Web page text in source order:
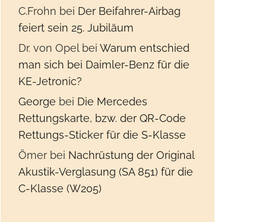
C.Frohn bei Der Beifahrer-Airbag
feiert sein 25. Jubiläum
Dr. von Opelbei Warum entschied
man sich bei Daimler-Benz für die
KE-Jetronic?
George bei Die Mercedes
Rettungskarte, bzw. der QR-Code
Rettungs-Sticker für die S-Klasse
Ömer bei Nachrüstung der Original
Akustik-Verglasung (SA 851) für die
C-Klasse (W205)